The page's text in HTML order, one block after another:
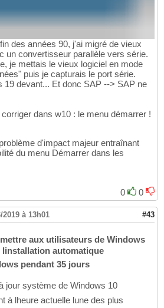
des années 90, j'ai migré de vieux
un convertisseur parallèle vers série.
je mettais le vieux logiciel en mode
puis je capturais le port série.
19 devant... Et donc SAP --> SAP ne
dans w10 : le menu démarrer !
d'impact majeur entraînant
du menu Démarrer dans les
0 0
2019 à 13h01 #43
aux utilisateurs de Windows
automatique
pendant 35 jours
jour système de Windows 10
lheure actuelle lune des plus